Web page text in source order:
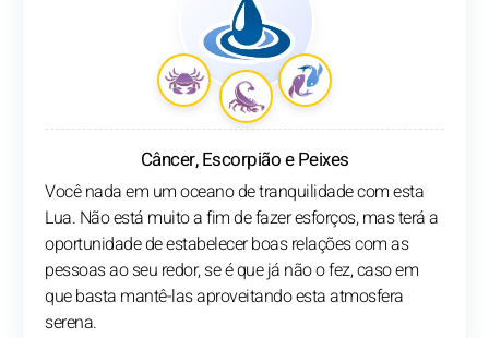
Câncer, Escorpião e Peixes
Você nada em um oceano de tranquilidade com esta
Lua. Não está muito a fim de fazer esforços, mas terá a
oportunidade de estabelecer boas relações com as
pessoas ao seu redor, se é que já não o fez, caso em
que basta mantê-las aproveitando esta atmosfera
serena.